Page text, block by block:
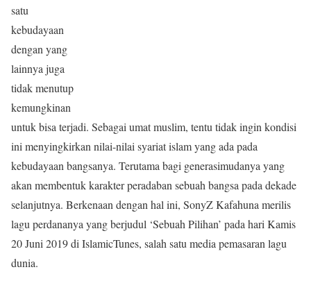
satu
kebudayaan
dengan yang
lainnya juga
tidak menutup
kemungkinan
untuk bisa terjadi. Sebagai umat muslim, tentu tidak ingin kondisi
ini menyingkirkan nilai-nilai syariat islam yang ada pada
kebudayaan bangsanya. Terutama bagi generasimudanya yang
akan membentuk karakter peradaban sebuah bangsa pada dekade
selanjutnya. Berkenaan dengan hal ini, SonyZ Kafahuna merilis
lagu perdananya yang berjudul ‘Sebuah Pilihan’ pada hari Kamis
20 Juni 2019 di IslamicTunes, salah satu media pemasaran lagu
dunia.